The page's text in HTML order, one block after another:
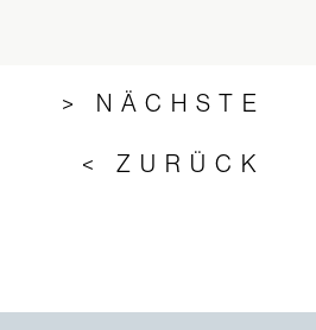
> NÄCHSTE
< ZURÜCK